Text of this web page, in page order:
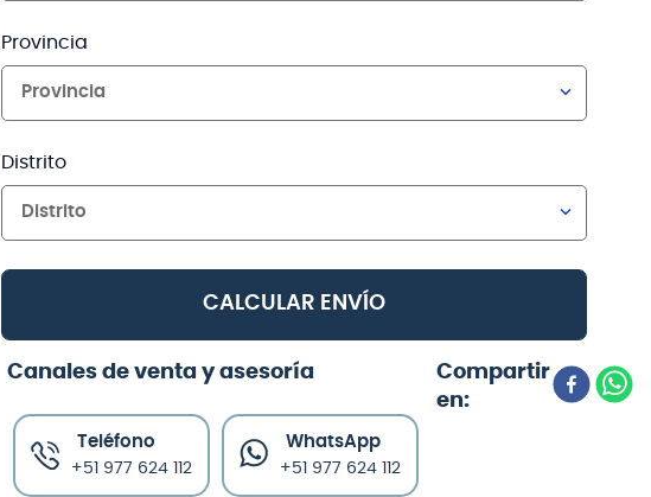
Provincia
Provincia
Distrito
Distrito
CALCULAR ENVÍO
Canales de venta y asesoría
Teléfono
+51 977 624 112
WhatsApp
+51 977 624 112